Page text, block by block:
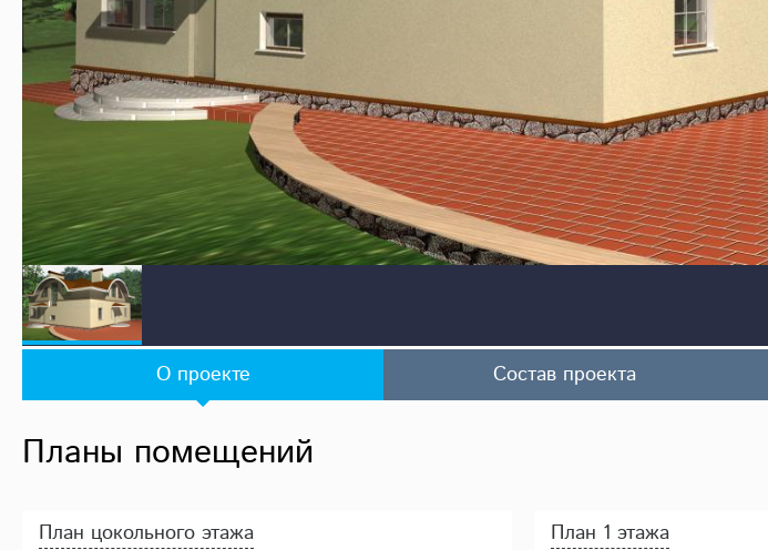
О проекте Состав проекта
Планы помещений
План цокольного этажа План 1 этажа